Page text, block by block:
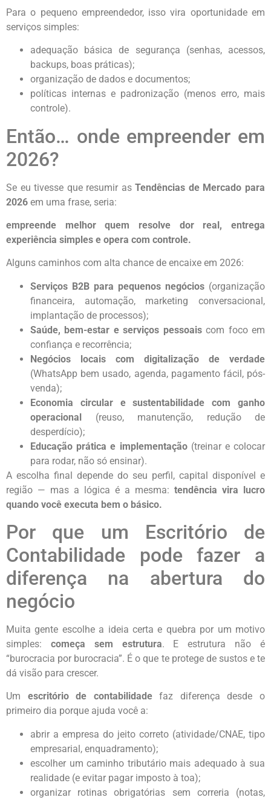
Para o pequeno empreendedor, isso vira oportunidade em
serviços simples:
adequação básica de segurança (senhas, acessos,
backups, boas práticas);
organização de dados e documentos;
políticas internas e padronização (menos erro, mais
controle).
Então… onde empreender em
2026?
Se eu tivesse que resumir asTendências de Mercado para
2026 em uma frase, seria:
empreende melhor quem resolve dor real, entrega
experiência simples e opera com controle.
Alguns caminhos com alta chance de encaixe em 2026:
Serviços B2B para pequenos negócios (organização
financeira, automação, marketing conversacional,
implantação de processos);
Saúde, bem-estar e serviços pessoaiscom foco em
confiança e recorrência;
Negócios locais com digitalização de verdade
(WhatsApp bem usado, agenda, pagamento fácil, pós-
venda);
Economia circular e sustentabilidade com ganho
operacional (reuso, manutenção, redução de
desperdício);
Educação prática e implementação(treinar e colocar
para rodar, não só ensinar).
A escolha final depende do seu perfil, capital disponível e
região — mas a lógica é a mesma: tendência vira lucro
quando você executa bem o básico.
Por que um Escritório de
Contabilidade pode fazer a
diferença na abertura do
negócio
Muita gente escolhe a ideia certa e quebra por um motivo
simples: começa sem estrutura. E estrutura não é
“burocracia por burocracia”. É o que te protege de sustos e te
dá visão para crescer.
Um escritório de contabilidadefaz diferença desde o
primeiro dia porque ajuda você a:
abrir a empresa do jeito correto (atividade/CNAE, tipo
empresarial, enquadramento);
escolher um caminho tributário mais adequado à sua
realidade (e evitar pagar imposto à toa);
organizar rotinas obrigatórias sem correria (notas,